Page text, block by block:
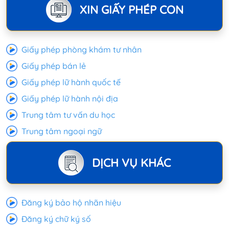
XIN GIẤY PHÉP CON
Giấy phép phòng khám tư nhân
Giấy phép bán lẻ
Giấy phép lữ hành quốc tế
Giấy phép lữ hành nội địa
Trung tâm tư vấn du học
Trung tâm ngoại ngữ
DỊCH VỤ KHÁC
Đăng ký bảo hộ nhãn hiệu
Đăng ký chữ ký số